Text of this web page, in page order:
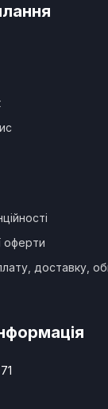
оферти
доставку,